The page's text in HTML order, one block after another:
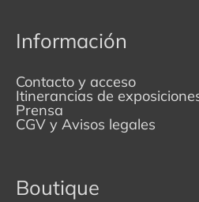
Información
Contacto y acceso
Itinerancias de
Prensa
CGV y Avisos legales
Boutique